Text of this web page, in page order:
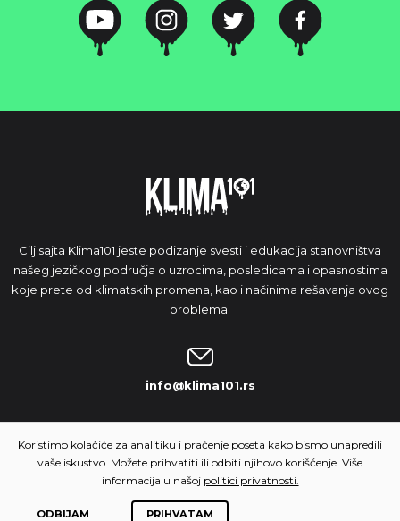
Cilj sajta Klima101 jeste podizanje svesti i edukacija stanovništva
našeg jezičkog područja o uzrocima, posledicama i opasnostima
koje prete od klimatskih promena, kao i načinima rešavanja ovog
problema.
info@klima101.rs
NAŠA IDEJA
Koristimo kolačiće za analitiku i praćenje poseta kako bismo unapredili
vaše iskustvo. Možete prihvatiti ili odbiti njihovo korišćenje. Više
informacija u našoj politici privatnosti.
ODBIJAM PRIHVATAM